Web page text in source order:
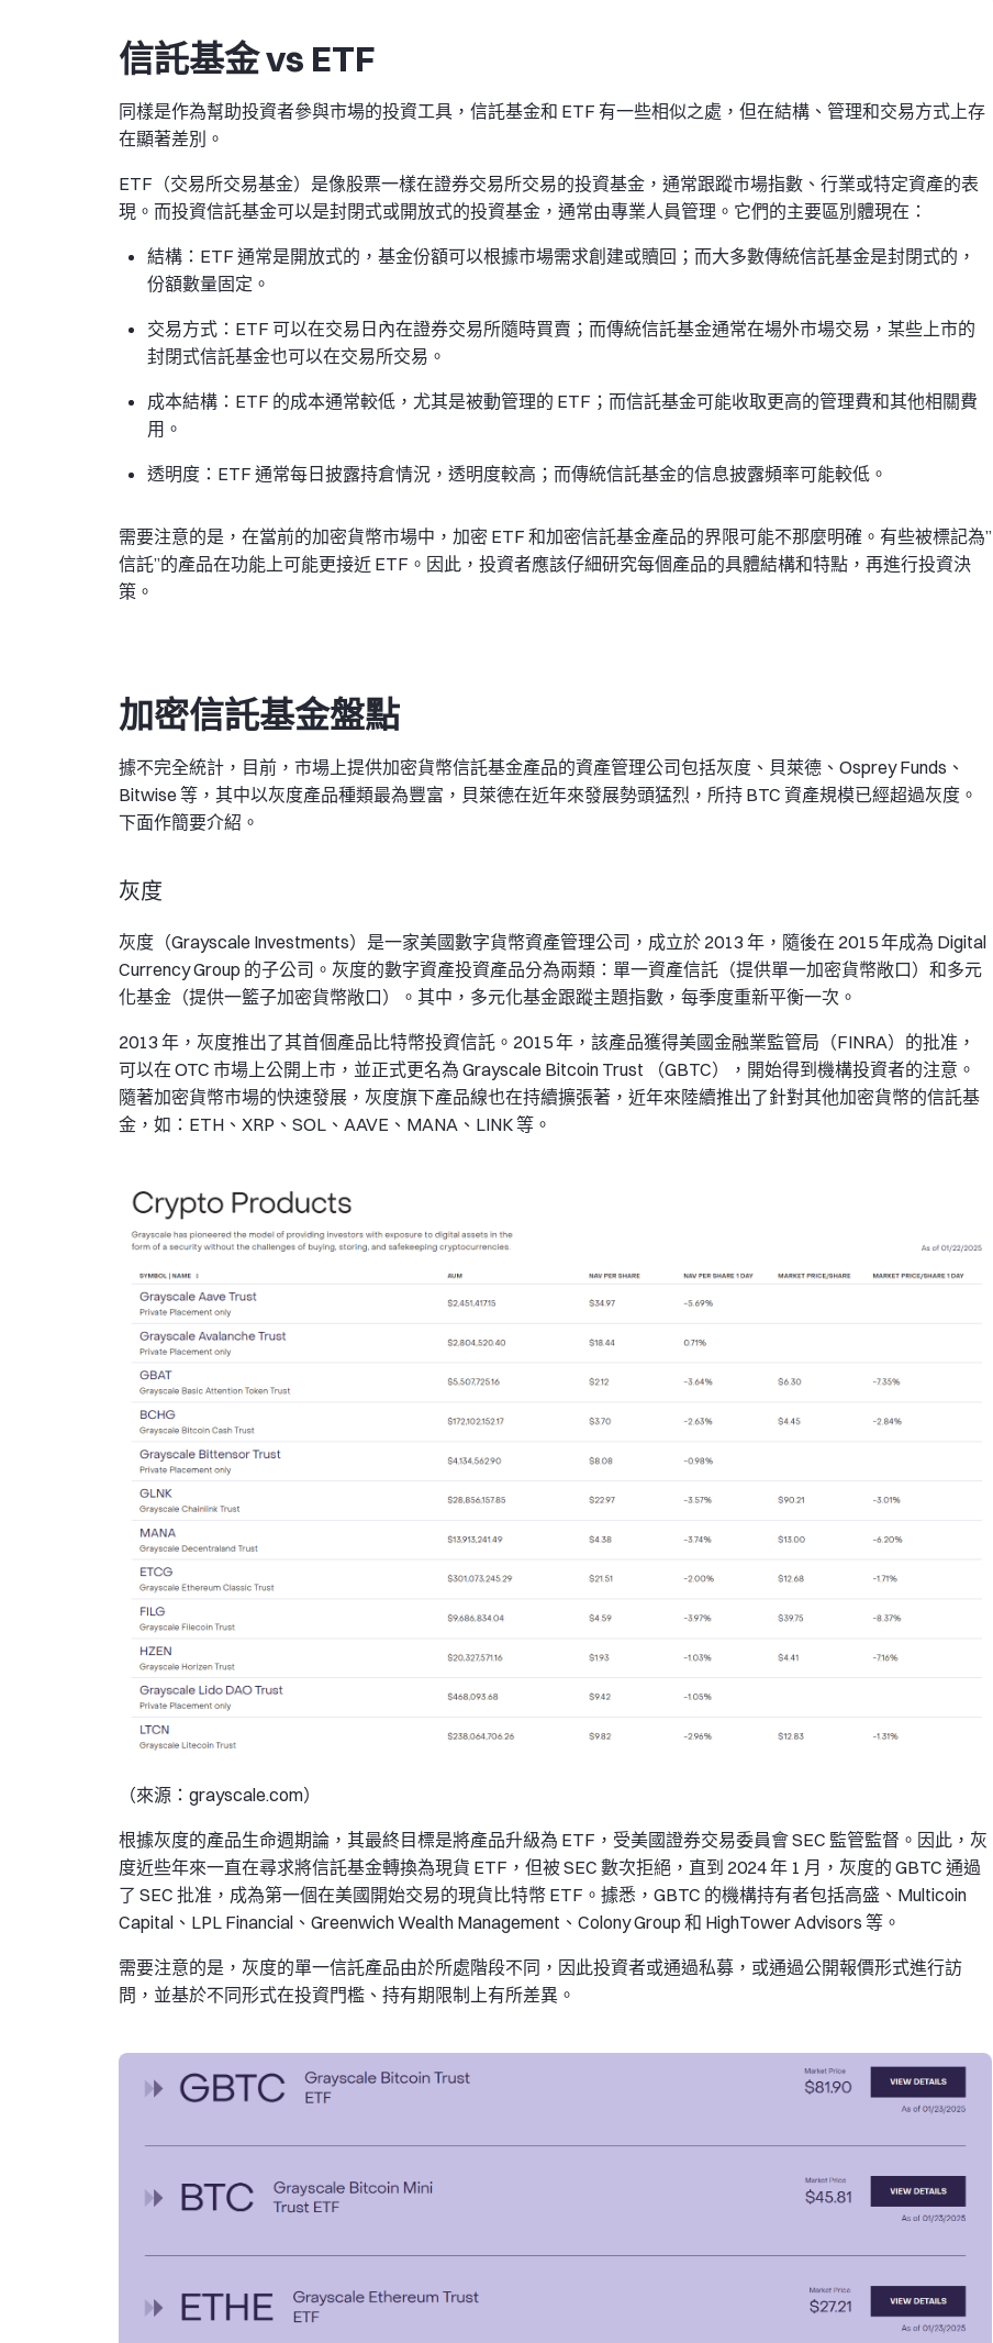
信託基金 vs ETF
同樣是作為幫助投資者參與市場的投資工具，信託基金和 ETF 有一些相似之處，但在結構、管理和交易方式上存
在顯著差別。
ETF（交易所交易基金）是像股票一樣在證券交易所交易的投資基金，通常跟蹤市場指數、行業或特定資產的表
現。而投資信託基金可以是封閉式或開放式的投資基金，通常由專業人員管理。它們的主要區別體現在：
結構：ETF 通常是開放式的，基金份額可以根據市場需求創建或贖回；而大多數傳統信託基金是封閉式的，
份額數量固定。
交易方式：ETF 可以在交易日內在證券交易所隨時買賣；而傳統信託基金通常在場外市場交易，某些上市的
封閉式信託基金也可以在交易所交易。
成本結構：ETF 的成本通常較低，尤其是被動管理的 ETF；而信託基金可能收取更高的管理費和其他相關費
用。
透明度：ETF 通常每日披露持倉情況，透明度較高；而傳統信託基金的信息披露頻率可能較低。
需要注意的是，在當前的加密貨幣市場中，加密 ETF 和加密信託基金產品的界限可能不那麼明確。有些被標記為”
信託”的產品在功能上可能更接近 ETF。因此，投資者應該仔細研究每個產品的具體結構和特點，再進行投資決
策。
加密信託基金盤點
據不完全統計，目前，市場上提供加密貨幣信託基金產品的資產管理公司包括灰度、貝萊德、Osprey Funds、
Bitwise 等，其中以灰度產品種類最為豐富，貝萊德在近年來發展勢頭猛烈，所持 BTC 資產規模已經超過灰度。
下面作簡要介紹。
灰度
灰度（Grayscale Investments）是一家美國數字貨幣資產管理公司，成立於 2013 年，隨後在 2015 年成為 Digital
Currency Group 的子公司。灰度的數字資產投資產品分為兩類：單一資產信託（提供單一加密貨幣敞口）和多元
化基金（提供一籃子加密貨幣敞口）。其中，多元化基金跟蹤主題指數，每季度重新平衡一次。
2013 年，灰度推出了其首個產品比特幣投資信託。2015 年，該產品獲得美國金融業監管局（FINRA）的批准，
可以在 OTC 市場上公開上市，並正式更名為 Grayscale Bitcoin Trust （GBTC），開始得到機構投資者的注意。
隨著加密貨幣市場的快速發展，灰度旗下產品線也在持續擴張著，近年來陸續推出了針對其他加密貨幣的信託基
金，如：ETH、XRP、SOL、AAVE、MANA、LINK 等。
（來源：grayscale.com）
根據灰度的產品生命週期論，其最終目標是將產品升級為 ETF，受美國證券交易委員會 SEC 監管監督。因此，灰
度近些年來一直在尋求將信託基金轉換為現貨 ETF，但被 SEC 數次拒絕，直到 2024 年 1 月，灰度的 GBTC 通過
了 SEC 批准，成為第一個在美國開始交易的現貨比特幣 ETF。據悉，GBTC 的機構持有者包括高盛、Multicoin
Capital、LPL Financial、Greenwich Wealth Management、Colony Group 和 HighTower Advisors 等。
需要注意的是，灰度的單一信託產品由於所處階段不同，因此投資者或通過私募，或通過公開報價形式進行訪
問，並基於不同形式在投資門檻、持有期限制上有所差異。